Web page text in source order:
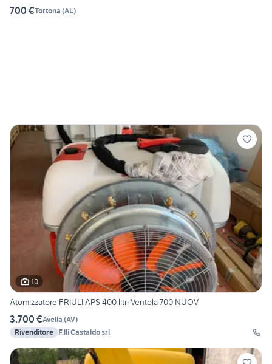
700 €Tortona (AL)
10
Atomizzatore FRIULI APS 400 litri Ventola 700 NUOV
3.700 €Avella (AV)
Rivenditore F.lli Castaldo srl